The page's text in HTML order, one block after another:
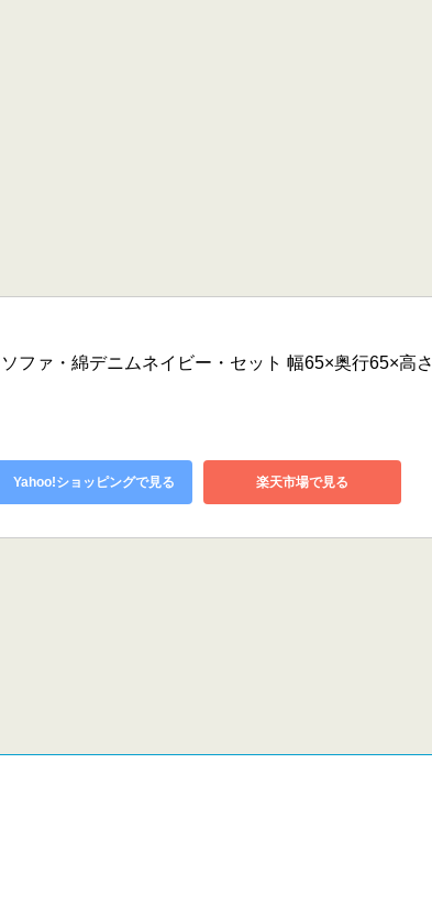
ファ・綿デニムネイビー・セット 幅65×奥行65×高さ
Yahoo!ショッピングで見る 楽天市場で見る